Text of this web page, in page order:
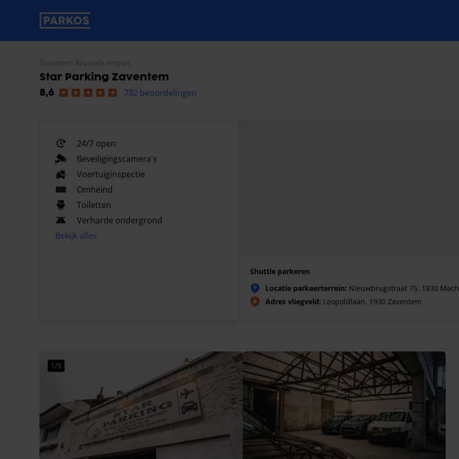
label-voor-primaire-navigatie
Zaventem Brussels Airport
Star Parking Zaventem
8,6
782 beoordelingen
24/7 open
Beveiligingscamera's
Voertuiginspectie
Omheind
Toiletten
Verharde ondergrond
Bekijk alles
Shuttle parkeren
P Locatie parkeerterrein: Nieuwbrugstraat 75, 1830
Adres vliegveld: Leopoldlaan, 1930 Zaventem
1/5